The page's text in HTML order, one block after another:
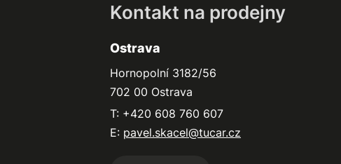
Kontakt na prodejny
Ostrava
Hornopolní 3182/56
702 00 Ostrava
T: +420 608 760 607
E: pavel.skacel@tucar.cz